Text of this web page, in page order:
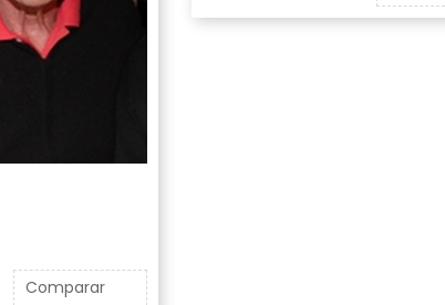
Comparar